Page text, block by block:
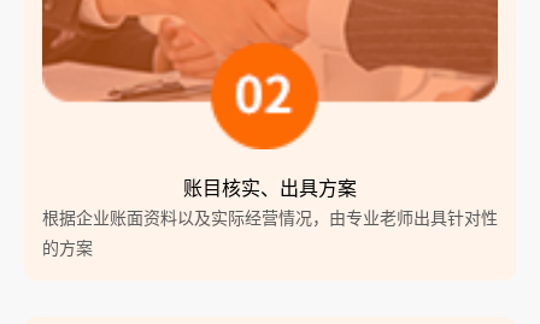
账目核实、出具方案
根据企业账面资料以及实际经营情况，由专业老师出具针对性
的方案